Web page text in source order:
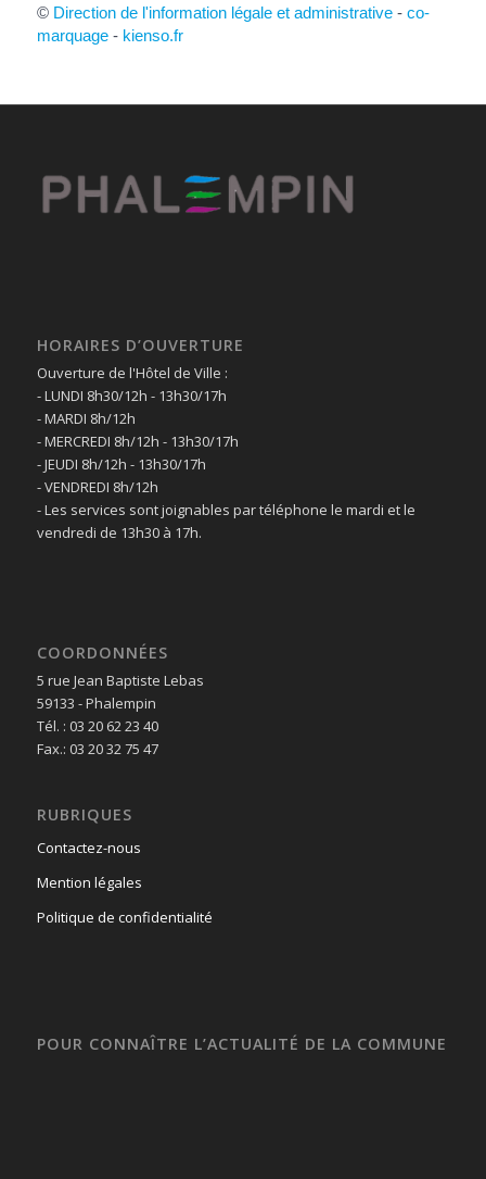
© Direction de l'information légale et administrative- co-
marquage- kienso.fr
HORAIRES D’OUVERTURE
Ouverture de l'Hôtel de Ville :
- LUNDI 8h30/12h - 13h30/17h
- MARDI 8h/12h
- MERCREDI 8h/12h - 13h30/17h
- JEUDI 8h/12h - 13h30/17h
- VENDREDI 8h/12h
- Les services sont joignables par téléphone le mardi et le
vendredi de 13h30 à 17h.
COORDONNÉES
5 rue Jean Baptiste Lebas
59133 - Phalempin
Tél. : 03 20 62 23 40
Fax.: 03 20 32 75 47
RUBRIQUES
Contactez-nous
Mention légales
Politique de confidentialité
POUR CONNAÎTRE L’ACTUALITÉ DE LA COMMUNE